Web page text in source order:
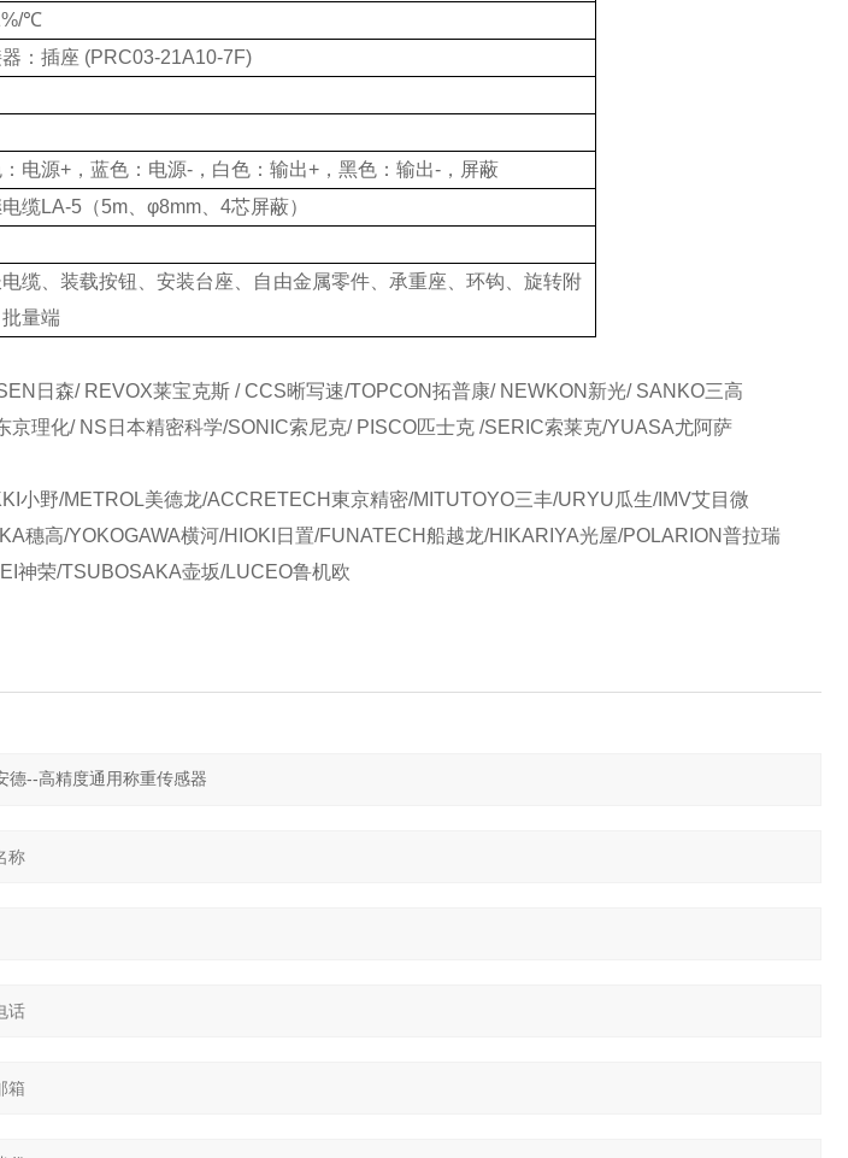
℃
：插座 (PRC03-21A10-7F)
电源+，蓝色：电源-，白色：输出+，黑色：输出-，屏蔽
缆LA-5（5m、φ8mm、4芯屏蔽）
缆、装载按钮、安装台座、自由金属零件、承重座、环钩、旋转附
量端
日森/ REVOX莱宝克斯 / CCS晰写速/TOPCON拓普康/ NEWKON新光/ SANKO三高
京理化/ NS日本精密科学/SONIC索尼克/ PISCO匹士克 /SERIC索莱克/YUASA尤阿萨
小野/METROL美德龙/ACCRETECH東京精密/MITUTOYO三丰/URYU瓜生/IMV艾目微
穗高/YOKOGAWA横河/HIOKI日置/FUNATECH船越龙/HIKARIYA光屋/POLARION普拉瑞
神荣/TSUBOSAKA壶坂/LUCEO鲁机欧